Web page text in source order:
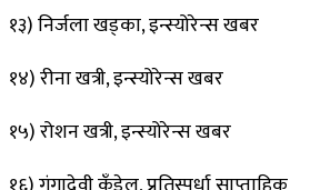
१३) निर्जला खड्का, इन्स्योरेन्स खबर
१४) रीना खत्री, इन्स्योरेन्स खबर
१५) रोशन खत्री, इन्स्योरेन्स खबर